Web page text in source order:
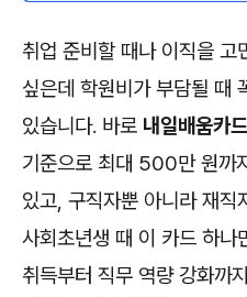
취업 준비할 때나 이직을 고
싶은데 학원비가 부담될 때
있습니다. 바로 내일배움카
기준으로 최대 500만 원까
있고, 구직자뿐 아니라 재직
사회초년생 때 이 카드 하나
취득부터 직무 역량 강화까